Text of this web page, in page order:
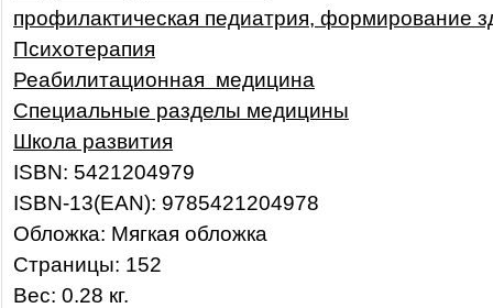
профилактическая педиатрия, формирование
Психотерапия
Реабилитационная медицина
Специальные разделы медицины
Школа развития
ISBN: 5421204979
ISBN-13(EAN): 9785421204978
Обложка: Мягкая обложка
Страницы: 152
Вес: 0.28 кг.